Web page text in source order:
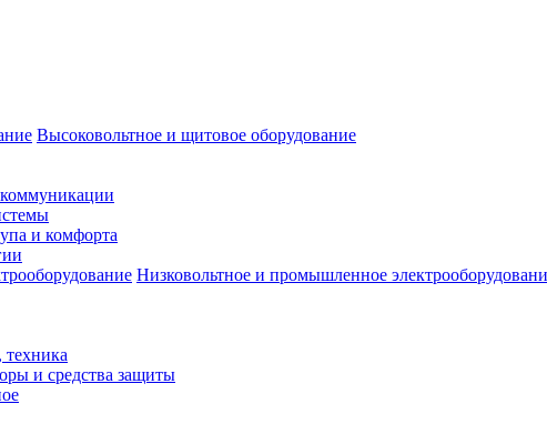
Высоковольтное и щитовое оборудование
и комфорта
Низковольтное и промышленное
и средства защиты